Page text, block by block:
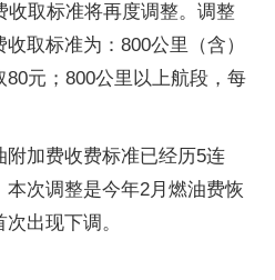
收取标准将再度调整。调整
取标准为：800公里（含）
元；800公里以上航段，每
附加费收费标准已经历5连
次调整是今年2月燃油费恢
出现下调。